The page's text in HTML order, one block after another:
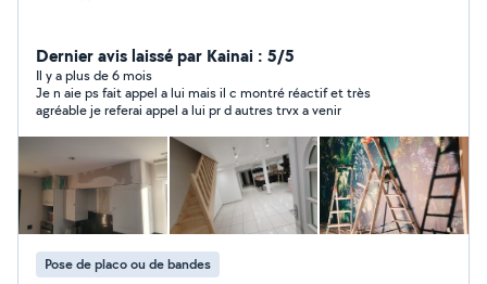
Dernier avis laissé par Kainai : 5/5
Il y a plus de 6 mois
Je n aie ps fait appel a lui mais il c montré réactif et très
agréable je referai appel a lui pr d autres trvx a venir
Pose de placo ou de bandes